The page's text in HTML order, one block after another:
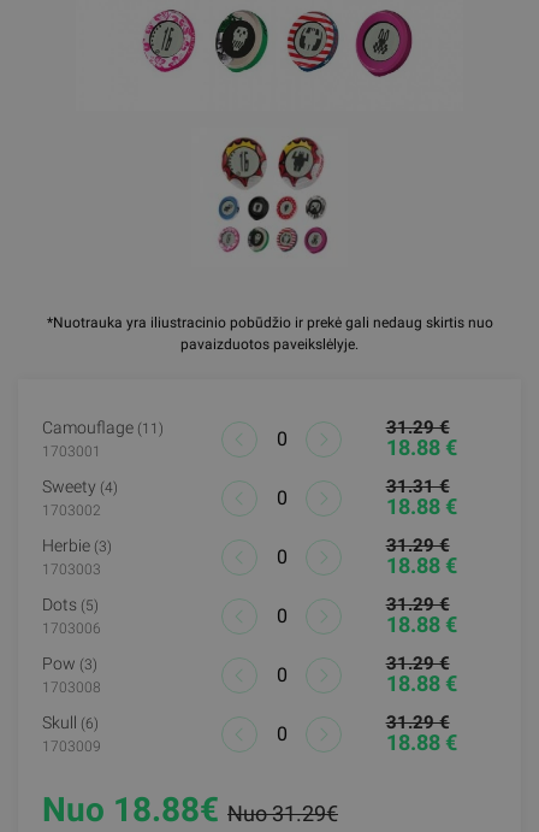
*Nuotrauka yra iliustracinio pobūdžio ir prekė gali nedaug skirtis nuo
pavaizduotos paveikslėlyje.
Camouflage (11)
1703001
31.29 €
18.88 €
Sweety (4)
1703002
31.31 €
18.88 €
Herbie (3)
1703003
31.29 €
18.88 €
Dots (5)
1703006
31.29 €
18.88 €
Pow (3)
1703008
31.29 €
18.88 €
Skull (6)
1703009
31.29 €
18.88 €
Nuo 18.88€ Nuo 31.29€